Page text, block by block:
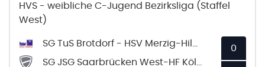
HVS - weibliche C-Jugend Bezirksliga (Staffel
West)
0